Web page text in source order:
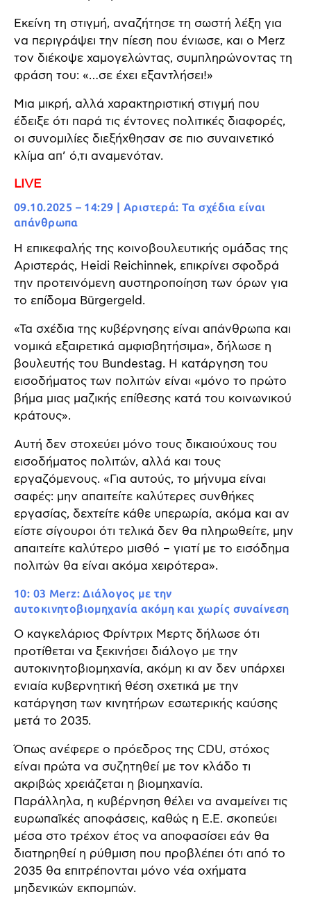
Εκείνη τη στιγμή, αναζήτησε τη σωστή λέξη για
να περιγράψει την πίεση που ένιωσε, και ο Merz
τον διέκοψε χαμογελώντας, συμπληρώνοντας τη
φράση του: «…σε έχει εξαντλήσει!»
Μια μικρή, αλλά χαρακτηριστική στιγμή που
έδειξε ότι παρά τις έντονες πολιτικές διαφορές,
οι συνομιλίες διεξήχθησαν σε πιο συναινετικό
κλίμα απ’ ό,τι αναμενόταν.
LIVE
09.10.2025 – 14:29 | Αριστερά: Τα σχέδια είναι
απάνθρωπα
Η επικεφαλής της κοινοβουλευτικής ομάδας της
Αριστεράς, Heidi Reichinnek, επικρίνει σφοδρά
την προτεινόμενη αυστηροποίηση των όρων για
το επίδομα Bürgergeld.
«Τα σχέδια της κυβέρνησης είναι απάνθρωπα και
νομικά εξαιρετικά αμφισβητήσιμα», δήλωσε η
βουλευτής του Bundestag. Η κατάργηση του
εισοδήματος των πολιτών είναι «μόνο το πρώτο
βήμα μιας μαζικής επίθεσης κατά του κοινωνικού
κράτους».
Αυτή δεν στοχεύει μόνο τους δικαιούχους του
εισοδήματος πολιτών, αλλά και τους
εργαζόμενους. «Για αυτούς, το μήνυμα είναι
σαφές: μην απαιτείτε καλύτερες συνθήκες
εργασίας, δεχτείτε κάθε υπερωρία, ακόμα και αν
είστε σίγουροι ότι τελικά δεν θα πληρωθείτε, μην
απαιτείτε καλύτερο μισθό – γιατί με το εισόδημα
πολιτών θα είναι ακόμα χειρότερα».
10: 03 Merz: Διάλογος με την
αυτοκινητοβιομηχανία ακόμη και χωρίς συναίνεση
Ο καγκελάριος Φρίντριχ Μερτς δήλωσε ότι
προτίθεται να ξεκινήσει διάλογο με την
αυτοκινητοβιομηχανία, ακόμη κι αν δεν υπάρχει
ενιαία κυβερνητική θέση σχετικά με την
κατάργηση των κινητήρων εσωτερικής καύσης
μετά το 2035.
Όπως ανέφερε ο πρόεδρος της CDU, στόχος
είναι πρώτα να συζητηθεί με τον κλάδο τι
ακριβώς χρειάζεται η βιομηχανία.
Παράλληλα, η κυβέρνηση θέλει να αναμείνει τις
ευρωπαϊκές αποφάσεις, καθώς η Ε.Ε. σκοπεύει
μέσα στο τρέχον έτος να αποφασίσει εάν θα
διατηρηθεί η ρύθμιση που προβλέπει ότι από το
2035 θα επιτρέπονται μόνο νέα οχήματα
μηδενικών εκπομπών.